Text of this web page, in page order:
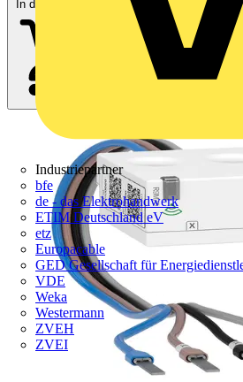
Industriepartner
bfe
de - das Elektrohandwerk
ETIM Deutschland eV
etz
Europacable
GED Gesellschaft für
VDE
Weka
Westermann
ZVEH
ZVEI
In den Warenkorb